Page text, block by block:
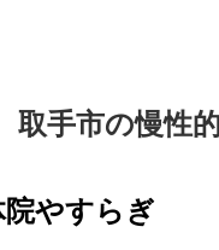
取手市の慢性
やすらぎ